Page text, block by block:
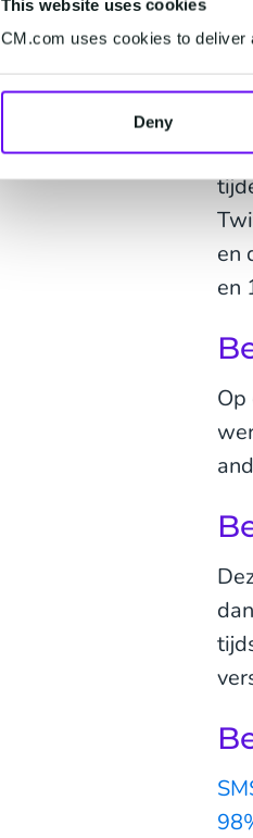
This website uses cookies
CM.com uses cookies to deliver
Deny
en
en